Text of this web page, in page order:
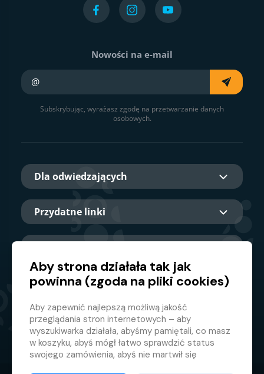
Nowości na e-mail
Subskrybując, wyrażasz zgodę na przetwarzanie danych
osobowych.
Dla odwiedzających
Przydatne linki
Główny partner
Aby strona działała tak jak
powinna (zgoda na pliki cookies)
Aby zapewnić najlepszą możliwą jakość
przeglądania stron internetowych – aby
wyszukiwarka działała, abyśmy pamiętali, co masz
w koszyku, abyś mógł łatwo sprawdzić status
swojego zamówienia, abyś nie martwił się